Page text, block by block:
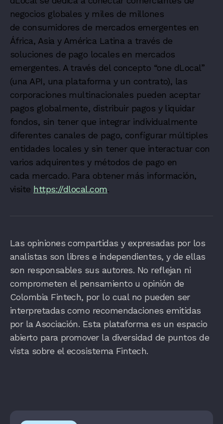
negocios globales y miles de millones
de consumidores de mercados emergentes en
África, Asia y América Latina a través de
soluciones de pago locales en mercados
emergentes. A través del concepto “one dLocal”
(una API, una plataforma y un contrato), las
corporaciones multinacionales pueden aceptar
pagos globalmente, distribuir pagos y liquidar
fondos, sin tener que integrar individualmente
diferentes canales de pago, configurar múltiples
entidades locales y sin tener que interactuar con
varios adquirentes y métodos de pago en
cada mercado. Para obtener más información,
visite https://dlocal.com.
Las opiniones compartidas y expresadas por los
analistas son libres e independientes, y de ellas
son responsables sus autores. No reflejan ni
comprometen el pensamiento u opinión de
Colombia Fintech, por lo cual no pueden ser
interpretadas como recomendaciones emitidas
por la Asociación. Esta plataforma es un espacio
abierto para promover la diversidad de puntos de
vista sobre el ecosistema Fintech.